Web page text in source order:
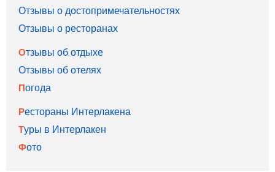
Отзывы о достопримечательностях
Отзывы о ресторанах
Отзывы об отдыхе
Отзывы об отелях
Погода
Рестораны Интерлакена
Туры в Интерлакен
Фото